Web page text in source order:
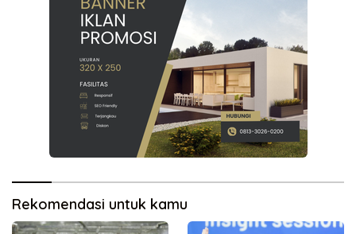
Rekomendasi untuk kamu